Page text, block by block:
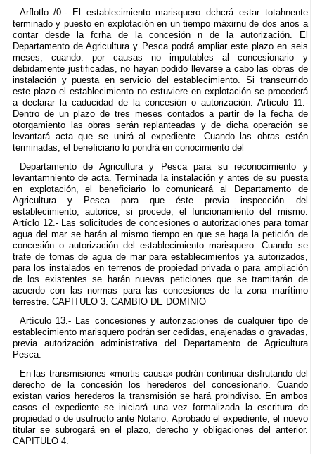
Arflotlo /0.- El establecimiento marisquero dchcrá estar totahnente
terminado y puesto en explotación en un tiempo máxirnu de dos arios a
contar desde la fcrha de la concesión n de la autorización. El
Departamento de Agricultura y Pesca podrá ampliar este plazo en seis
meses, cuando. por causas no imputables al concesionario y
debidamente justificadas, no hayan podido llevarse a cabo las obras de
instalación y puesta en servicio del establecimiento. Si transcurrido
este plazo el establecimiento no estuviere en explotación se procederá
a declarar la caducidad de la concesión o autorización. Articulo 11.-
Dentro de un plazo de tres meses contados a partir de la fecha de
otorgamiento las obras serán replanteadas y de dicha operación se
levantará acta que se unirá al expediente. Cuando las obras estén
terminadas, el beneficiario lo pondrá en conocimiento del
Departamento de Agricultura y Pesca para su reconocimiento y
levantamniento de acta. Terminada la instalación y antes de su puesta
en explotación, el beneficiario lo comunicará al Departamento de
Agricultura y Pesca para que éste previa inspección del
establecimiento, autorice, si procede, el funcionamiento del mismo.
Artíclo 12.- Las solicitudes de concesiones o autorizaciones para tomar
agua del mar se harán al mismo tiempo en que se haga la petición de
concesión o autorización del establecimiento marisquero. Cuando se
trate de tomas de agua de mar para establecimientos ya autorizados,
para los instalados en terrenos de propiedad privada o para ampliación
de los existentes se harán nuevas peticiones que se tramitarán de
acuerdo con las normas para las concesiones de la zona marítimo
terrestre. CAPITULO 3. CAMBIO DE DOMINIO
Artículo 13.- Las concesiones y autorizaciones de cualquier tipo de
establecimiento marisquero podrán ser cedidas, enajenadas o gravadas,
previa autorización administrativa del Departamento de Agricultura
Pesca.
En las transmisiones «mortis causa» podrán continuar disfrutando del
derecho de la concesión los herederos del concesionario. Cuando
existan varios herederos la transmisión se hará proindiviso. En ambos
casos el expediente se iniciará una vez formalizada la escritura de
propiedad o de usufructo ante Notario. Aprobado el expediente, el nuevo
titular se subrogará en el plazo, derecho y obligaciones del anterior.
CAPITULO 4.